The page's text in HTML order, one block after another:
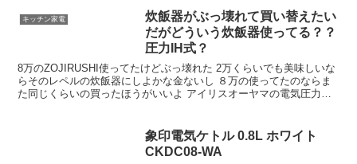
キッチン家電
炊飯器がぶっ壊れて買い替えたい
だがどういう炊飯器使ってる？？
圧力IH式？
8万のZOJIRUSHI使ってたけどぶっ壊れた 2万くらいでも美味しいな
らそのレペルの炊飯器にしよかな金ないし ８万の使ってたのならま
た同じくらいの買ったほうがいいよ アイリスオーヤマの電気圧力鍋
象印電気ケトル 0.8L ホワイト
CKDC08-WA